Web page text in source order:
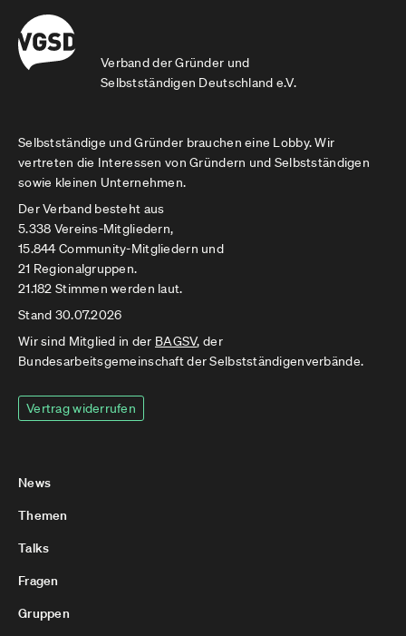
Verband der Gründer und
Selbstständigen Deutschland e.V.
Selbstständige und Gründer brauchen eine Lobby. Wir
vertreten die Interessen von Gründern und Selbstständigen
sowie kleinen Unternehmen.
Der Verband besteht aus
5.338 Vereins-Mitgliedern,
15.844 Community-Mitgliedern und
21 Regionalgruppen.
21.182 Stimmen werden laut.
Stand 30.07.2026
Wir sind Mitglied in der BAGSV, der
Bundesarbeitsgemeinschaft der Selbstständigenverbände.
Vertrag widerrufen
News
Themen
Talks
Fragen
Gruppen